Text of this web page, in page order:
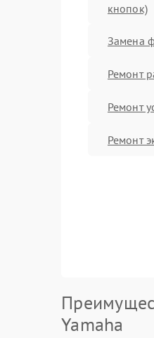
кнопок)
Замена
Ремонт
Ремонт
Ремонт
Yamaha